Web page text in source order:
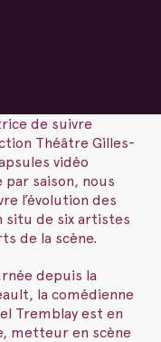
de suivre
Théâtre Gilles-
vidéo
par saison, nous
l’évolution des
situ de six artistes
de la scène.
depuis la
la comédienne
Tremblay est en
metteur en scène